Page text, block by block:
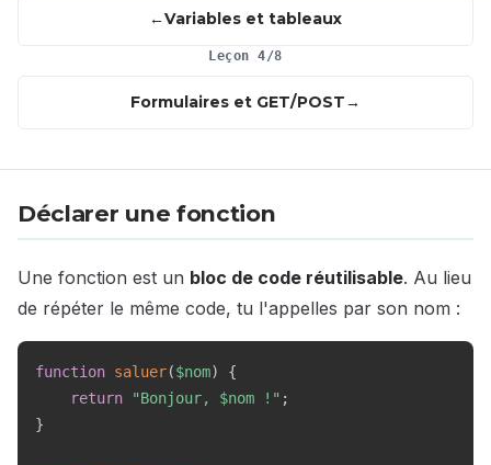
Variables et tableaux
Leçon 4/8
Formulaires et GET/POST
Déclarer une fonction
Une fonction est un bloc de code réutilisable. Au lieu
de répéter le même code, tu l'appelles par son nom :
function saluer($nom)
{
return
"Bonjour, $nom !" ;
}